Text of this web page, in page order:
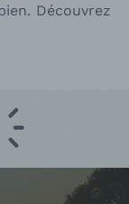
Découvrez